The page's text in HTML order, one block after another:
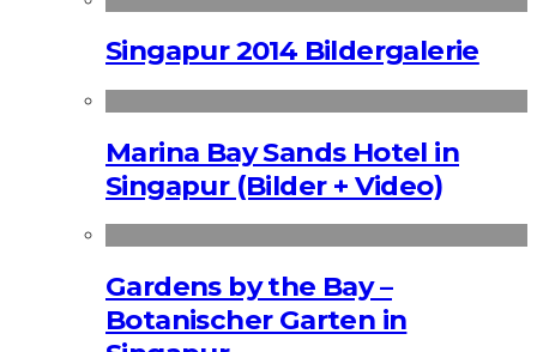
Singapur 2014 Bildergalerie
Marina Bay Sands Hotel in
Singapur (Bilder + Video)
Gardens by the Bay –
Botanischer Garten in